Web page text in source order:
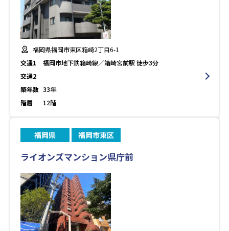
福岡県福岡市東区箱崎2丁目6-1
交通1
福岡市地下鉄箱崎線／箱崎宮前駅 徒歩3分
交通2
築年数 33年
階層
12階
福岡県 福岡市東区
ライオンズマンション県庁前